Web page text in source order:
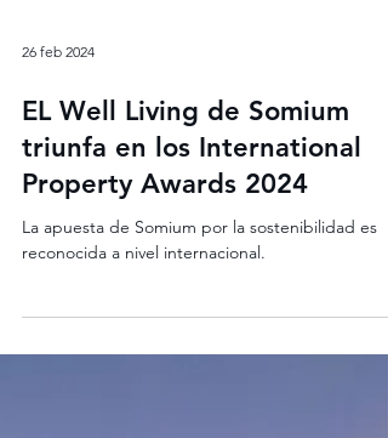
26 feb 2024
EL Well Living de Somium
triunfa en los International
Property Awards 2024